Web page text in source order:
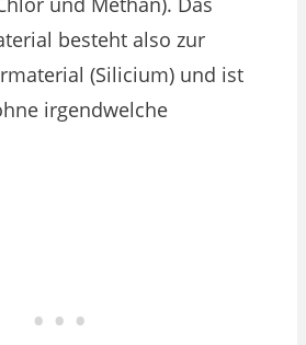
besteht also zur
(Silicium) und ist
irgendwelche